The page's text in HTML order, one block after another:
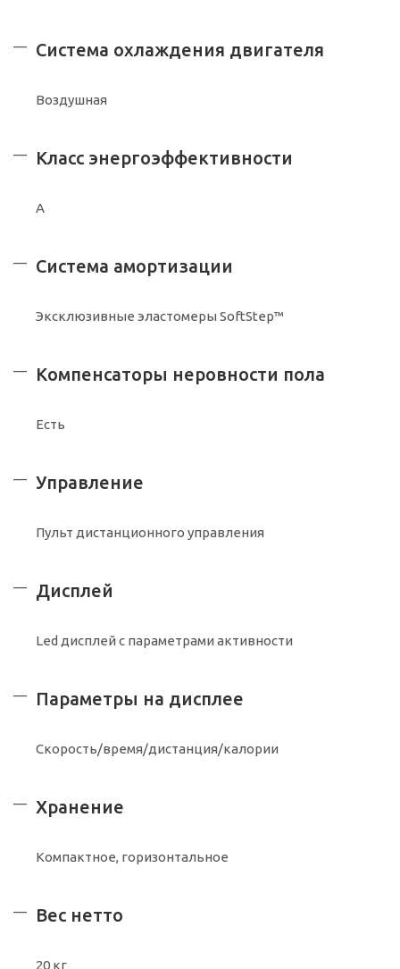
Система охлаждения двигателя
Воздушная
Класс энергоэффективности
A
Система амортизации
Эксклюзивные эластомеры SoftStep™
Компенсаторы неровности пола
Есть
Управление
Пульт дистанционного управления
Дисплей
Led дисплей с параметрами активности
Параметры на дисплее
Скорость/время/дистанция/калории
Хранение
Компактное, горизонтальное
Вес нетто
20 кг